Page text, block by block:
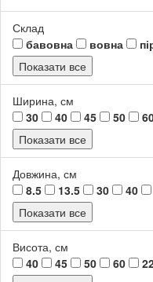
Склад
бавовна
вовна
Показати все
Ширина, см
30
40 45 50
Показати все
Довжина, см
8.5
13.5 30 40
Показати все
Висота, см
40
45 50 60